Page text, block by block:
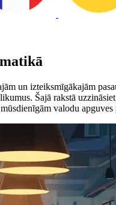
un izteiksmīgākajām
Šajā rakstā
valodu